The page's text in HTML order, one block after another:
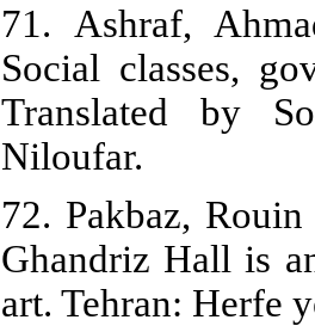
71. Ashraf,
Social classes,
Translated by
Niloufar.
72. Pakbaz,
Ghandriz Hall is
art. Tehran: Herfe